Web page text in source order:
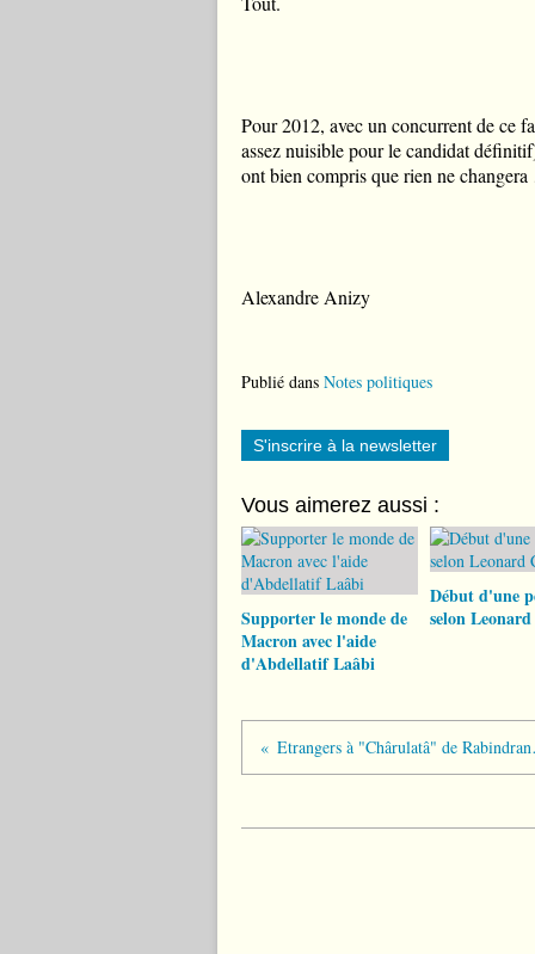
Pour 2012, avec un concurrent de ce
assez nuisible pour le candidat
ont bien compris que rien ne
Alexandre Anizy
Publié dans Notes politiques
S'inscrire à la newsletter
Vous aimerez aussi :
Supporter le monde de
Macron avec l'aide
d'Abdellatif Laâbi
Début d'une
selon